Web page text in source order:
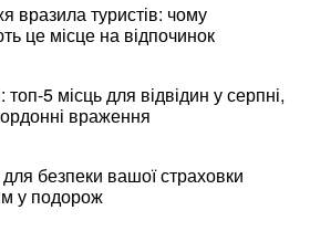
вразила туристів: чому
це місце на відпочинок
топ-5 місць для відвідин у серпні,
враження
для безпеки вашої страховки
у подорож